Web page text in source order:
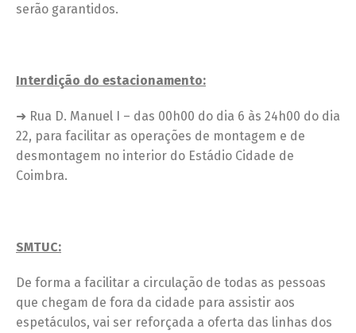
serão garantidos.
Interdição do estacionamento:
➜ Rua D. Manuel I – das 00h00 do dia 6 às 24h00 do dia
22, para facilitar as operações de montagem e de
desmontagem no interior do Estádio Cidade de
Coimbra.
SMTUC:
De forma a facilitar a circulação de todas as pessoas
que chegam de fora da cidade para assistir aos
espetáculos, vai ser reforçada a oferta das linhas dos